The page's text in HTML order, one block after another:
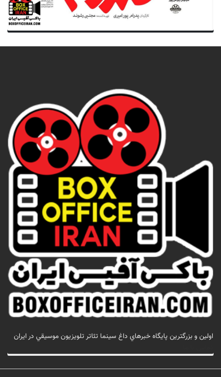
اولين و بزرگترين پايگاه خبرهاي داغ سينما تئاتر تلويزيون موسيقي در ايران